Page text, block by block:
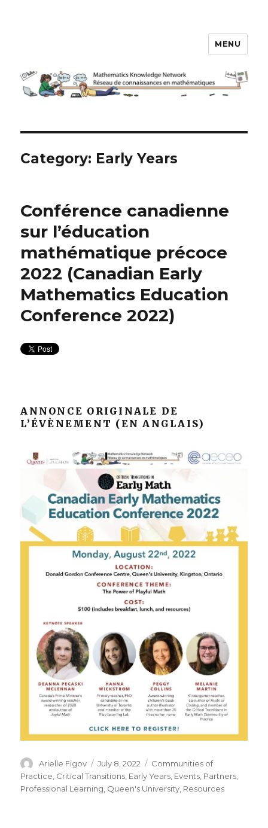
Réseau de connaissances en
mathématiques
MENU
Category: Early Years
Conférence canadienne
sur l’éducation
mathématique précoce
2022 (Canadian Early
Mathematics Education
Conference 2022)
ANNONCE ORIGINALE DE
L’ÉVÈNEMENT (EN ANGLAIS)
Author
Arielle Figov
Posted
on
July 8, 2022 Categories
Communities of
Practice, Critical Transitions, Early Years, Events, Partners,
Professional Learning, Queen's University, Resources